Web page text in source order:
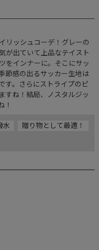
リッシュコーデ！グレーの
が出ていて上品なテイスト
をインナーに。そこにサッ
節感の出るサッカー生地は
す。さらにストライプのピ
すね！結局、ノスタルジッ
！
水
贈り物として最適！